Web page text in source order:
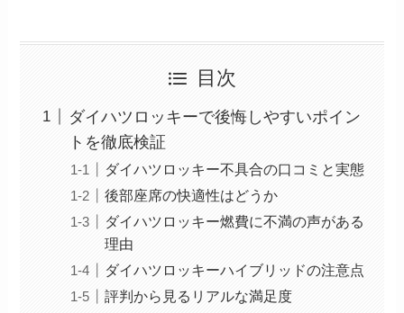
目次
ダイハツロッキーで後悔しやすいポイン
トを徹底検証
ダイハツロッキー不具合の口コミと実態
後部座席の快適性はどうか
ダイハツロッキー燃費に不満の声がある
理由
ダイハツロッキーハイブリッドの注意点
評判から見るリアルな満足度